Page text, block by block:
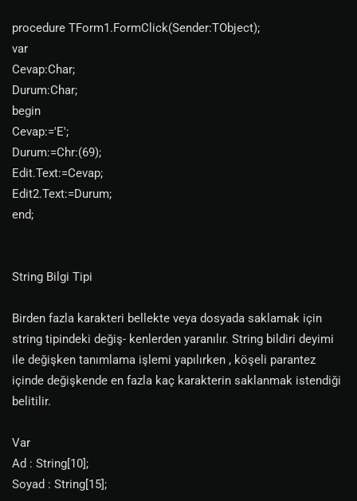
procedure TForm1.FormClick(Sender:TObject);
var
Cevap:Char;
Durum:Char;
begin
Cevap:='E';
Durum:=Chr:(69);
Edit.Text:=Cevap;
Edit2.Text:=Durum;
end;
String Bilgi Tipi
Birden fazla karakteri bellekte veya dosyada saklamak için
string tipindeki değiş- kenlerden yaranılır. String bildiri deyimi
ile değişken tanımlama işlemi yapılırken , köşeli parantez
içinde değişkende en fazla kaç karakterin saklanmak istendiği
belitilir.
Var
Ad : String[10];
Soyad : String[15];